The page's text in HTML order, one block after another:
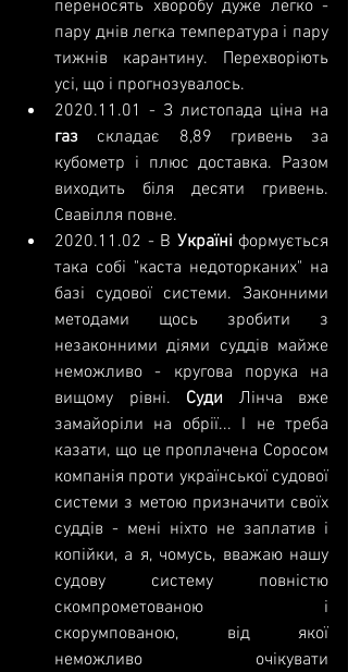
переносять хворобу дуже легко -
пару днів легка температура і пару
тижнів карантину. Перехворіють
усі, що і прогнозувалось.
2020.11.01
газ складає 8,89 гривень за
кубометр і плюс доставка. Разом
виходить біля десяти гривень.
Свавілля повне.
2020.11.02 - В Україні формується
така собі "каста недоторканих" на
базі судової системи. Законними
методами щось зробити з
незаконними діями суддів майже
неможливо - кругова порука на
вищому рівні. Суди Лінча вже
замайоріли на обрії... І не треба
казати, що це проплачена Соросом
компанія проти української судової
системи з метою призначити своїх
суддів - мені ніхто не заплатив і
копійки, а я, чомусь, вважаю нашу
судову систему повністю
скомпрометованою і
скорумпованою, від якої
неможливо очікувати